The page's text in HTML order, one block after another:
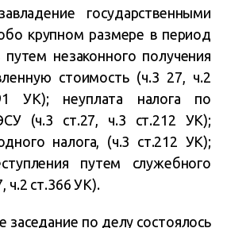
государственными
крупном размере в период
незаконного получения
стоимость (ч.3 27, ч.2
УК); неуплата налога по
(ч.3 ст.27, ч.3 ст.212 УК);
налога, (ч.3 ст.212 УК);
путем служебного
ч.2 ст.366 УК).
заседание по делу состоялось